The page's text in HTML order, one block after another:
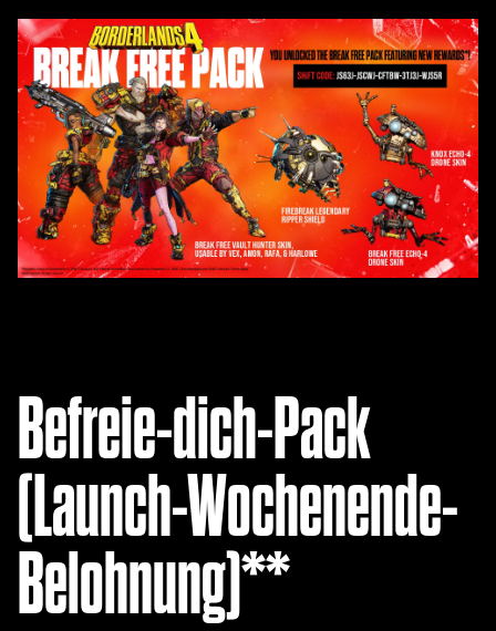
Befreie-dich-Pack
(Launch-Wochenende-
Belohnung)**